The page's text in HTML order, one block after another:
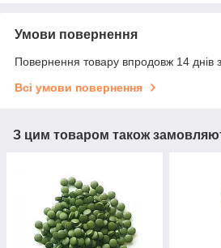
Умови повернення
Повернення товару впродовж 14 днів
Всі умови повернення
З цим товаром також